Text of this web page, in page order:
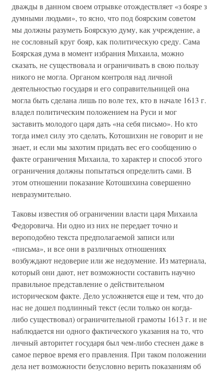
дважды в данном своем отрывке отождествляет «з бояре з
думными людьми», то ясно, что под боярским советом
мы должны разуметь Боярскую думу, как учреждение, а
не сословный круг бояр, как политическую среду. Сама
Боярская дума в момент избрания Михаила, можно
сказать, не существовала и ограничивать в свою пользу
никого не могла. Органом контроля над личной
деятельностью государя и его соправительницей она
могла быть сделана лишь по воле тех, кто в начале 1613 г.
владел политическим положением на Руси и мог
заставить молодого царя дать «на себя письмо». Но кто
тогда имел силу это сделать, Котошихин не говорит и не
знает, и если мы захотим придать вес его сообщению о
факте ограничения Михаила, то характер и способ этого
ограничения должны попытаться определить сами. В
этом отношении показание Котошихина совершенно
невразумительно.
Таковы известия об ограничении власти царя Михаила
Федоровича. Ни одно из них не передает точно и
вероподобно текста предполагаемой записи или
«письма», и все они в различных отношениях
возбуждают недоверие или же недоумение. Из материала,
который они дают, нет возможности составить научно
правильное представление о действительном
историческом факте. Дело усложняется еще и тем, что до
нас не дошел подлинный текст (если только он когда-
либо существовал) ограничительной грамоты 1613 г. и не
наблюдается ни одного фактического указания на то, что
личный авторитет государя был чем-либо стеснен даже в
самое первое время его правления. При таком положении
дела нет возможности безусловно верить показаниям об